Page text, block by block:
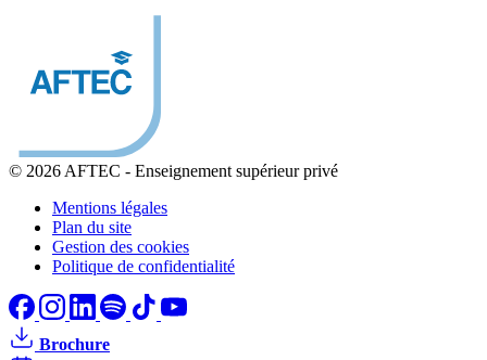
© 2026 AFTEC - Enseignement supérieur privé
Mentions légales
Plan du site
Gestion des cookies
Politique de confidentialité
Brochure